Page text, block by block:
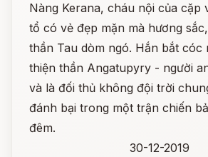
Nàng Kerana, cháu nội của cặp
tổ có vẻ đẹp mặn mà hương
thần Tau dòm ngó. Hắn bắt cóc
thiện thần Angatupyry - người
và là đối thủ không đội trời
đánh bại trong một trận chiến
đêm.
30-12-2019